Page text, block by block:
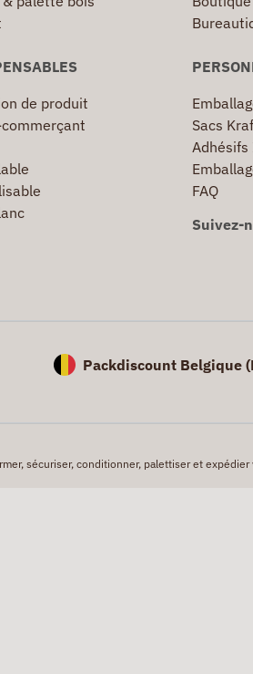
de produit
Sacs
FAQ
Suivez-
Packdiscount Belgique (
sécuriser, conditionner, palettiser et